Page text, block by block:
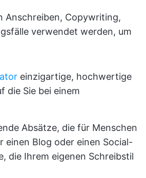
Anschreiben, Copywriting,
verwendet werden, um
einzigartige, hochwertige
die Sie bei einem
Absätze, die für Menschen
einen Blog oder einen Social-
die Ihrem eigenen Schreibstil